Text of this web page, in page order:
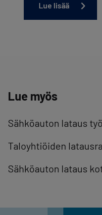
Lue lisää
Lue myös
Sähköauton lataus
Taloyhtiöiden
Sähköauton lataus